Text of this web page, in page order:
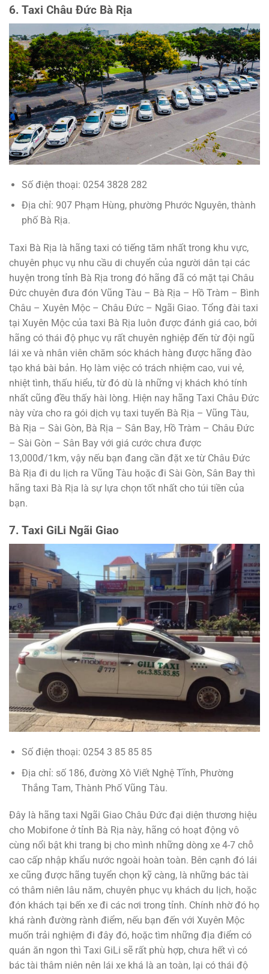
6. Taxi Châu Đức Bà Rịa
Số điện thoại: 0254 3828 282
Địa chỉ: 907 Phạm Hùng, phường Phước Nguyên, thành
phố Bà Rịa.
Taxi Bà Rịa là hãng taxi có tiếng tăm nhất trong khu vực,
chuyên phục vụ nhu cầu di chuyển của người dân tại các
huyện trong tỉnh Bà Rịa trong đó hãng đã có mặt tại Châu
Đức chuyên đưa đón Vũng Tàu – Bà Rịa – Hồ Tràm – Bình
Châu – Xuyên Mộc – Châu Đức – Ngãi Giao. Tổng đài taxi
tại Xuyên Mộc của taxi Bà Rịa luôn được đánh giá cao, bởi
hãng có thái độ phục vụ rất chuyên nghiệp đến từ đội ngũ
lái xe và nhân viên chăm sóc khách hàng được hãng đào
tạo khá bài bản. Họ làm việc có trách nhiệm cao, vui vẻ,
nhiệt tình, thấu hiểu, từ đó dù là những vị khách khó tính
nhất cũng đều thấy hài lòng. Hiện nay hãng Taxi Châu Đức
này vừa cho ra gói dịch vụ taxi tuyến Bà Rịa – Vũng Tàu,
Bà Rịa – Sài Gòn, Bà Rịa – Sân Bay, Hồ Tràm – Châu Đức
– Sài Gòn – Sân Bay với giá cước chưa được
13,000đ/1km, vậy nếu bạn đang cần đặt xe từ Châu Đức
Bà Rịa đi du lịch ra Vũng Tàu hoặc đi Sài Gòn, Sân Bay thì
hãng taxi Bà Rịa là sự lựa chọn tốt nhất cho túi tiền của
bạn.
7. Taxi GiLi Ngãi Giao
Số điện thoại: 0254 3 85 85 85
Địa chỉ: số 186, đường Xô Viết Nghệ Tĩnh, Phường
Thắng Tam, Thành Phố Vũng Tàu.
Đây là hãng taxi Ngãi Giao Châu Đức đại diện thương hiệu
cho Mobifone ở tỉnh Bà Rịa này, hãng có hoạt động vô
cùng nổi bật khi trang bị cho mình những dòng xe 4-7 chỗ
cao cấp nhập khẩu nước ngoài hoàn toàn. Bên cạnh đó lái
xe cũng được hãng tuyển chọn kỹ càng, là những bác tài
có thâm niên lâu năm, chuyên phục vụ khách du lịch, hoặc
đón khách tại bến xe đi các nơi trong tỉnh. Chính nhờ đó họ
khá rành đường rành điểm, nếu bạn đến với Xuyên Mộc
muốn trải nghiệm đi đây đó, hoặc tìm những địa điểm có
quán ăn ngon thì Taxi GiLi sẽ rất phù hợp, chưa hết vì có
bác tài thâm niên nên lái xe khá là an toàn, lại có thái độ